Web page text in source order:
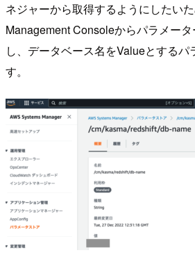
ネジャーから取得するようにしたい
Management Consoleからパラメー
し、データベース名をValueとするパ
す。